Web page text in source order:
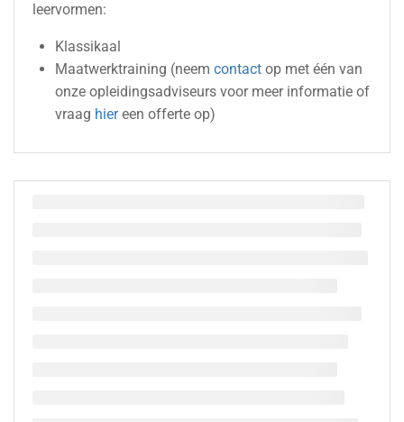
leervormen:
Klassikaal
Maatwerktraining (neem contact op met één van
onze opleidingsadviseurs voor meer informatie of
vraag hiereen offerte op)